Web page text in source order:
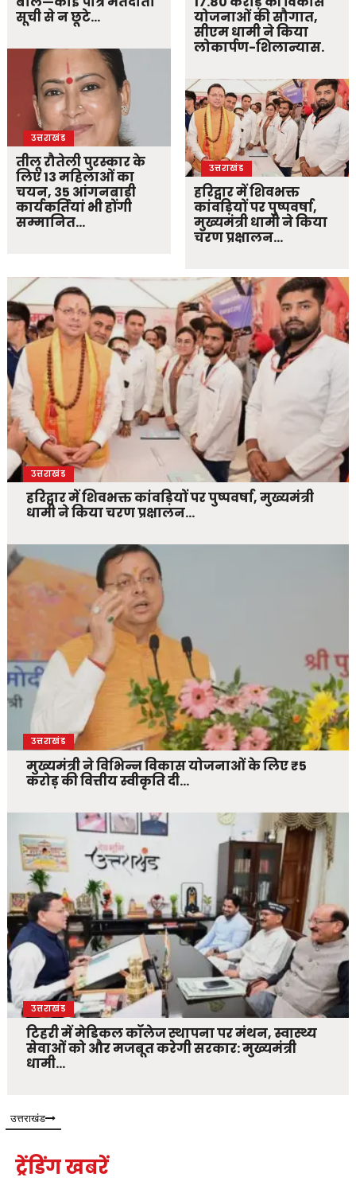
सूची से न छूटे…
उत्तराखंड
तीलू रौतेली पुरस्कार के
लिए 13 महिलाओं का
चयन, 35 आंगनबाड़ी
कार्यकर्तियां भी होंगी
सम्मानित…
योजनाओं की सौगात,
सीएम धामी ने किया
लोकार्पण-शिलान्यास.
उत्तराखंड
हरिद्वार में शिवभक्त
कांवड़ियों पर पुष्पवर्षा,
मुख्यमंत्री धामी ने किया
चरण प्रक्षालन…
उत्तराखंड
हरिद्वार में शिवभक्त कांवड़ियों पर पुष्पवर्षा, मुख्यमंत्री
धामी ने किया चरण प्रक्षालन…
उत्तराखंड
मुख्यमंत्री ने विभिन्न विकास योजनाओं के लिए ₹5
करोड़ की वित्तीय स्वीकृति दी…
उत्तराखंड
टिहरी में मेडिकल कॉलेज स्थापना पर मंथन, स्वास्थ्य
सेवाओं को और मजबूत करेगी सरकार: मुख्यमंत्री
धामी…
उत्तराखंड
ट्रेंडिंग खबरें